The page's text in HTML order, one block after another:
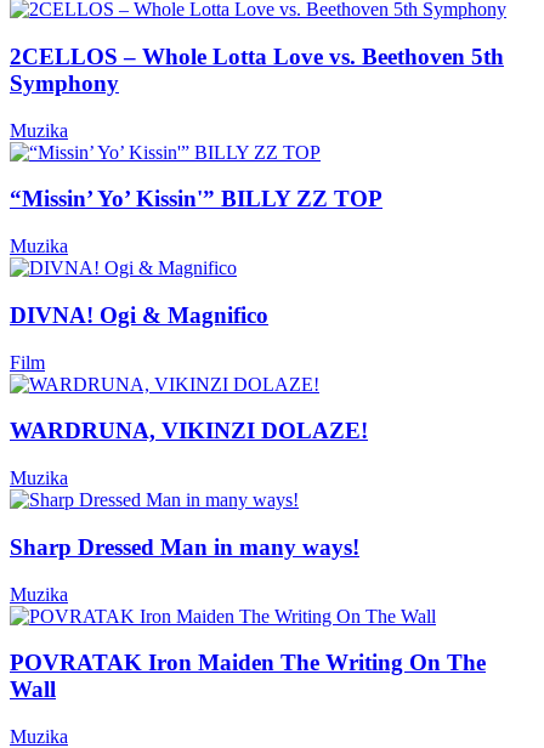
2CELLOS – Whole Lotta Love vs. Beethoven 5th
Symphony
Muzika
“Missin’ Yo’ Kissin'” BILLY ZZ TOP
Muzika
DIVNA! Ogi & Magnifico
Film
WARDRUNA, VIKINZI DOLAZE!
Muzika
Sharp Dressed Man in many ways!
Muzika
POVRATAK Iron Maiden The Writing On The
Wall
Muzika